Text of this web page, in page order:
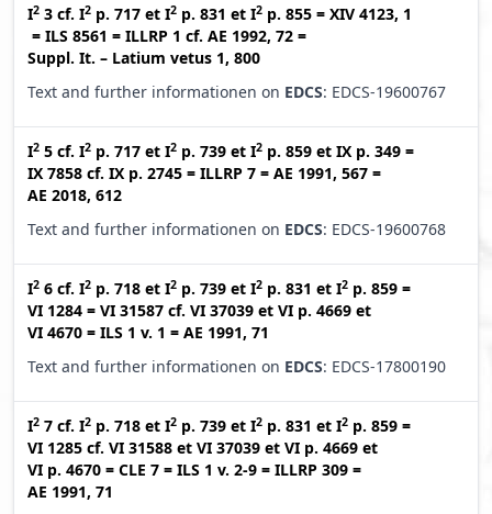
I2 3 cf. I2 p. 717 et I2 p. 831 et I2 p. 855 = XIV 4123, 1
= ILS 8561 = ILLRP 1 cf. AE 1992, 72 =
Suppl. It. – Latium vetus 1, 800
Text and further informationen on EDCS: EDCS-19600767
I2 5 cf. I2 p. 717 et I2 p. 739 et I2 p. 859 et IX p. 349 =
IX 7858 cf. IX p. 2745 = ILLRP 7 = AE 1991, 567 =
AE 2018, 612
Text and further informationen on EDCS: EDCS-19600768
I2 6 cf. I2 p. 718 et I2 p. 739 et I2 p. 831 et I2 p. 859 =
VI 1284 = VI 31587 cf. VI 37039 et VI p. 4669 et
VI 4670 = ILS 1 v. 1 = AE 1991, 71
Text and further informationen on EDCS: EDCS-17800190
I2 7 cf. I2 p. 718 et I2 p. 739 et I2 p. 831 et I2 p. 859 =
VI 1285 cf. VI 31588 et VI 37039 et VI p. 4669 et
VI p. 4670 = CLE 7 = ILS 1 v. 2-9 = ILLRP 309 =
AE 1991, 71